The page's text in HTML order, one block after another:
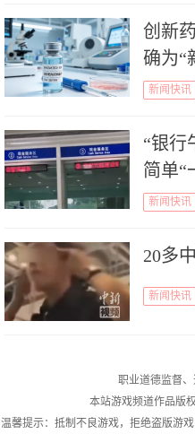
创新
确为“
新闻快讯
“银行
简单“
新闻快讯
20多
新闻快讯
职业道德监督、
本站游戏频道作品版
温馨提示：抵制不良游戏，拒绝盗版游